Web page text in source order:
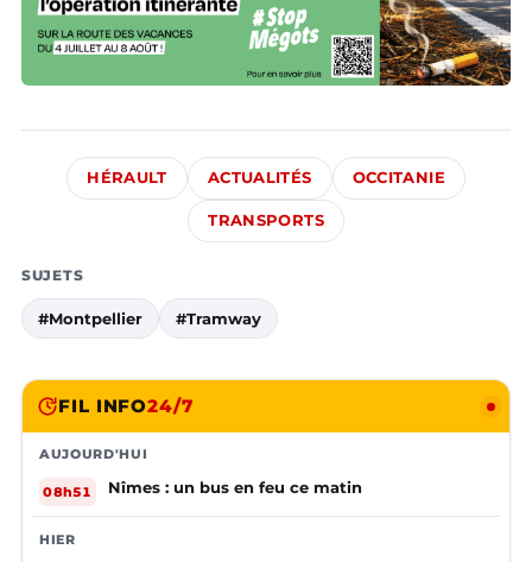
HÉRAULT ACTUALITÉS OCCITANIE
TRANSPORTS
SUJETS
#Montpellier #Tramway
FIL INFO24/7
AUJOURD'HUI
08h51 Nîmes : un bus en feu ce matin
HIER